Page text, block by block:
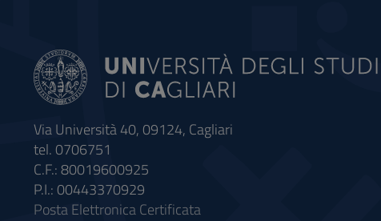
Via Università 40, 09124, Cagliari
tel. 0706751
C.F.: 80019600925
P.I.: 00443370929
Posta Elettronica Certificata